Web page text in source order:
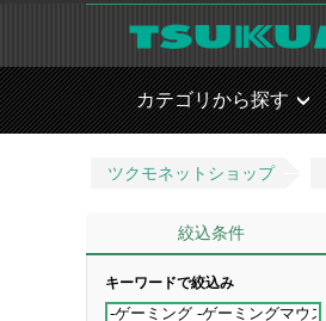
カテゴリから探す
ツクモネットショップ
絞込条件
キーワードで絞込み